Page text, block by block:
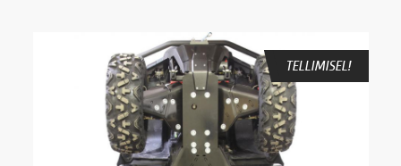
TELLIMISEL!